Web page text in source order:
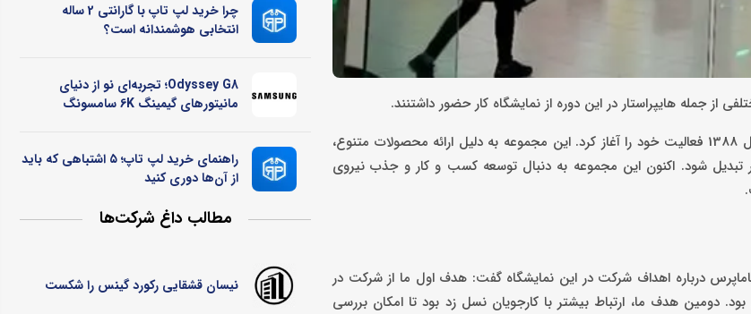
از جمله هایپراستار در این دوره از نمایشگاه کار حضور داشتنند.
به گزارش کاماپرس، هایپراستار یکی از برندهای هایپرمارکت کشور است که از سال 1388 فعالیت خود را آغاز کرد. این مجموعه به دلیل ارائه محصولات متنوع،
تبدیل شود. اکنون این مجموعه به دنبال توسعه کسب و کار و جذب نیروی
درباره اهداف شرکت در این نمایشگاه گفت: هدف اول ما از شرکت در
دومین هدف ما، ارتباط بیشتر با کارجویان نسل زد بود تا امکان بررسی
چرا خرید لپ تاپ با گارانتی 2 ساله
انتخابی هوشمندانه است؟
Odyssey G8؛ تجربه‌ای نو از دنیای
مانیتورهای گیمینگ 6K سامسونگ
راهنمای خرید لپ تاپ؛ ۵ اشتباهی که باید
از آن‌ها دوری کنید
مطالب داغ شرکت‌ها
نیسان قشقایی رکورد گینس را شکست